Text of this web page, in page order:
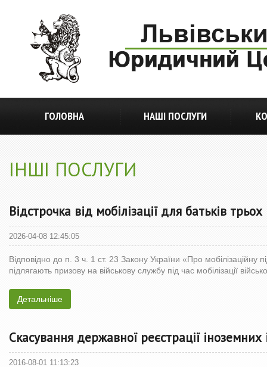
ГОЛОВНА НАШІ ПОСЛУГИ
ІНШІ ПОСЛУГИ
Відстрочка від мобілізації для батьків
2026-04-08 12:45:05
Відповідно до п. 3 ч. 1 ст. 23 Закону України «Про мобілізаційну
підлягають призову на військову службу під час мобілізації
Детальніше
Скасування державної реєстрації іноземних
2016-08-01 11:13:23